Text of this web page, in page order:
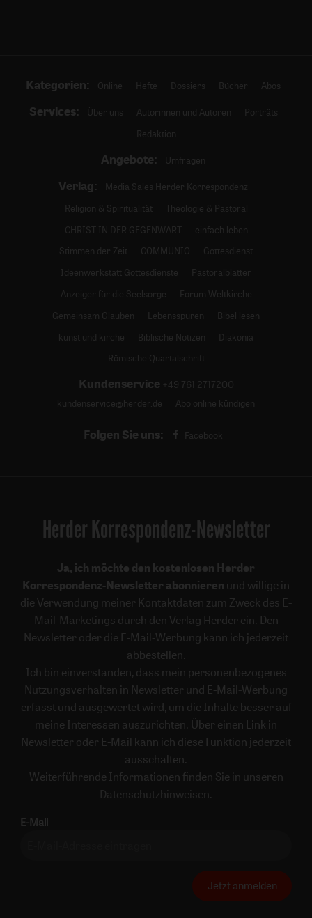
Kategorien: Online Hefte Dossiers Bücher Abos
Services: Über uns Autorinnen und Autoren
Porträts
Redaktion
Angebote: Umfragen
Verlag:
Media Sales Herder Korrespondenz
Religion & Spiritualität
Theologie & Pastoral
CHRIST IN DER GEGENWART
einfach leben
Stimmen der Zeit
COMMUNIO
Gottesdienst
Ideenwerkstatt Gottesdienste
Pastoralblätter
Anzeiger für die Seelsorge
Forum Weltkirche
Gemeinsam Glauben
Lebensspuren
Bibel lesen
kunst und kirche
Biblische Notizen
Diakonia
Römische Quartalschrift
Kundenservice +49 761 2717200
kundenservice@herder.de
Abo online kündigen
Folgen Sie uns: Facebook
Herder Korrespondenz-Newsletter
Ja, ich möchte den kostenlosen Herder
Korrespondenz-Newsletter abonnieren und willige in
die Verwendung meiner Kontaktdaten zum Zweck des E-
Mail-Marketings durch den Verlag Herder ein. Den
Newsletter oder die E-Mail-Werbung kann ich jederzeit
abbestellen.
Ich bin einverstanden, dass mein personenbezogenes
Nutzungsverhalten in Newsletter und E-Mail-Werbung
erfasst und ausgewertet wird, um die Inhalte besser auf
meine Interessen auszurichten. Über einen Link in
Newsletter oder E-Mail kann ich diese Funktion jederzeit
ausschalten.
Weiterführende Informationen finden Sie in unseren
Datenschutzhinweisen .
E-Mail
Jetzt anmelden